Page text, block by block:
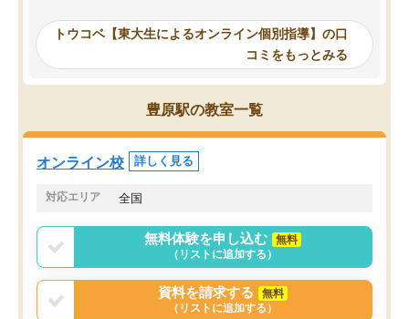
ーティングを行い、その講師で良いか
見てから講師を決定する事ができま
す。
うちの子は、初回面談の講師の方で決
オンラインツールを使用した単語帳の
共有があり宿題もそちらで出される形
でした。
言う事で講師変更の申し出があり、あ
まりに短期での変更だった為、塾に通
う事にして退会しました。遅れも取り
戻せ、授業内容や講師の方は良かった
と思います。
いなのがあり(有料)、受
ことをどんなスケジュー
くか相談したのですが、
ち期待したものではなく
くなってきたようなので
トウコベ【東大生によるオンライン個別指導】の口
コミをもっとみる
豊原駅の教室一覧
オンライン校 詳しく見る
対応エリア 全国
無料体験を申し込む
無料
（リストに追加する）
資料を請求する
無料
（リストに追加する）